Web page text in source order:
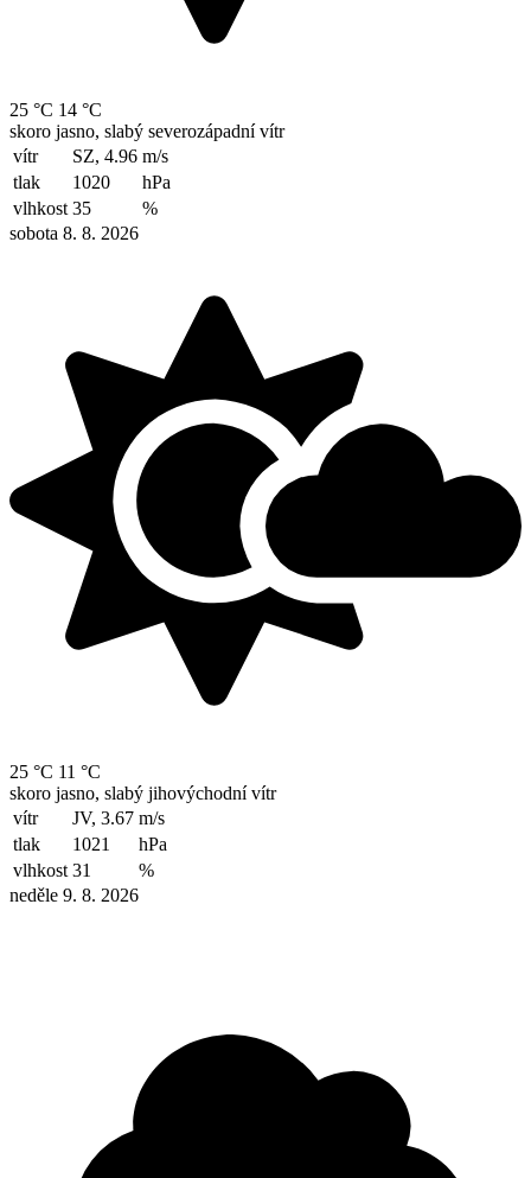
25 °C 14 °C
skoro jasno, slabý severozápadní vítr
vítr
SZ, 4.96 m/s
tlak
1020
hPa
vlhkost 35
%
sobota 8. 8. 2026
25 °C 11 °C
skoro jasno, slabý jihovýchodní vítr
vítr
JV, 3.67 m/s
tlak
1021
hPa
vlhkost 31
%
neděle 9. 8. 2026